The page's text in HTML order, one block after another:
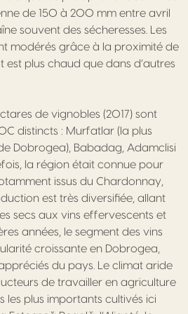
de 150 à 200 mm entre avril
souvent des sécheresses. Les
modérés grâce à la proximité de
est plus chaud que dans d’autres
de vignobles (2017) sont
distincts : Murfatlar (la plus
Dobrogea), Babadag, Adamclisi
la région était connue pour
issus du Chardonnay,
est très diversifiée, allant
secs aux vins effervescents et
années, le segment des vins
croissante en Dobrogea,
du pays. Le climat aride
de travailler en agriculture
les plus importants cultivés ici